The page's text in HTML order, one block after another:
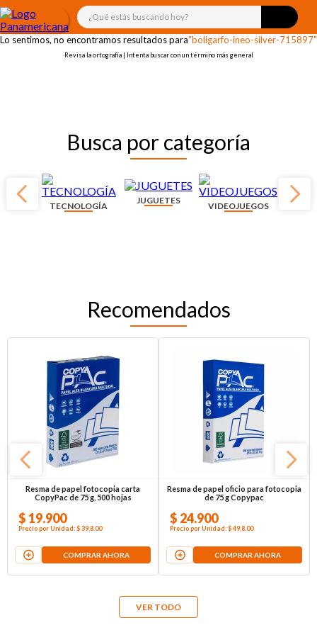
¿Qué estás buscando hoy?
¡OOPS!
Lo sentimos, no encontramos resultados para"boligarfo-ineo-silver-715897"
Revisa la ortografía | Intenta buscar con un término más general
Busca por categoría
TECNOLOGÍA
JUGUETES
VIDEOJUEGOS
Recomendados
Resma de papel fotocopia carta
CopyPac de 75 g, 500 hojas
$ 19.900
Precio porUnidad:$ 39,8.00
COMPRAR AHORA
Resma de papel oficio para fotocopia
de 75 g Copypac
$ 24.900
Precio porUnidad:$ 49,8.00
COMPRAR AHORA
VER TODO